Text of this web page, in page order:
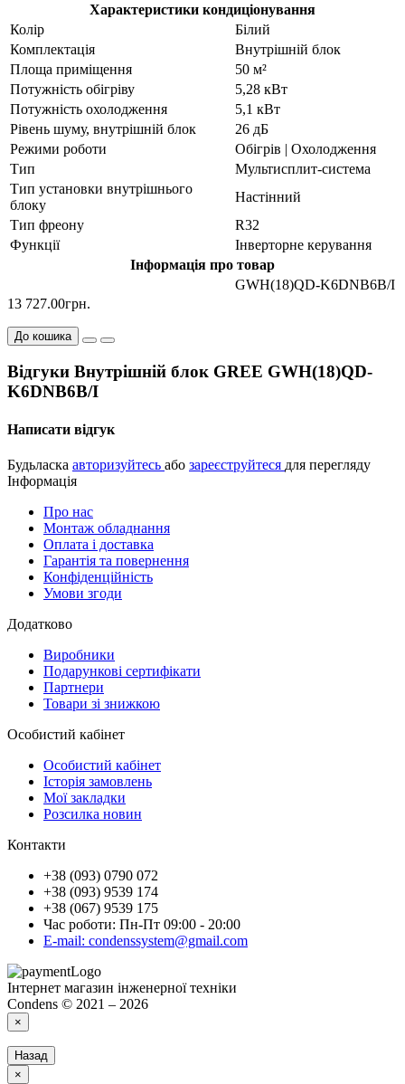
Характеристики кондиціонування
Колір
Білий
Комплектація
Внутрішній блок
Площа приміщення
50 м²
Потужність обігріву
5,28 кВт
Потужність охолодження
5,1 кВт
Рівень шуму, внутрішній блок
26 дБ
Режими роботи
Обігрів | Охолодження
Тип
Мультисплит-система
Тип установки внутрішнього
блоку
Настінний
Тип фреону
R32
Функції
Інверторне керування
Інформація про товар
GWH(18)QD-K6DNB6B/I
13 727.00грн.
До кошика
Відгуки Внутрішній блок GREE GWH(18)QD-
K6DNB6B/I
Написати відгук
Будьласка авторизуйтесь або зареєструйтеся для перегляду
Інформація
Про нас
Монтаж обладнання
Оплата і доставка
Гарантія та повернення
Конфіденційність
Умови згоди
Додатково
Виробники
Подарункові сертифікати
Партнери
Товари зі знижкою
Особистий кабінет
Особистий кабінет
Історія замовлень
Мої закладки
Розсилка новин
Контакти
+38 (093) 0790 072
+38 (093) 9539 174
+38 (067) 9539 175
Час роботи: Пн-Пт 09:00 - 20:00
E-mail: condenssystem@gmail.com
Інтернет магазин інженерної техніки
Condens © 2021 – 2026
×
Назад
×